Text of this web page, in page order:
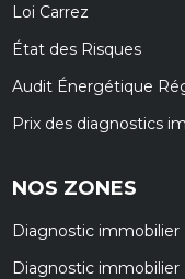
Loi Carrez
État des Risques
Audit Énergétique
Prix des diagnostics
NOS ZONES
Diagnostic
Diagnostic